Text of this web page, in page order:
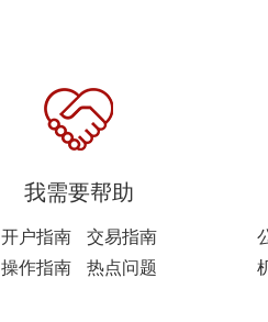
我需要帮助
开户指南
交易指南
操作指南
热点问题